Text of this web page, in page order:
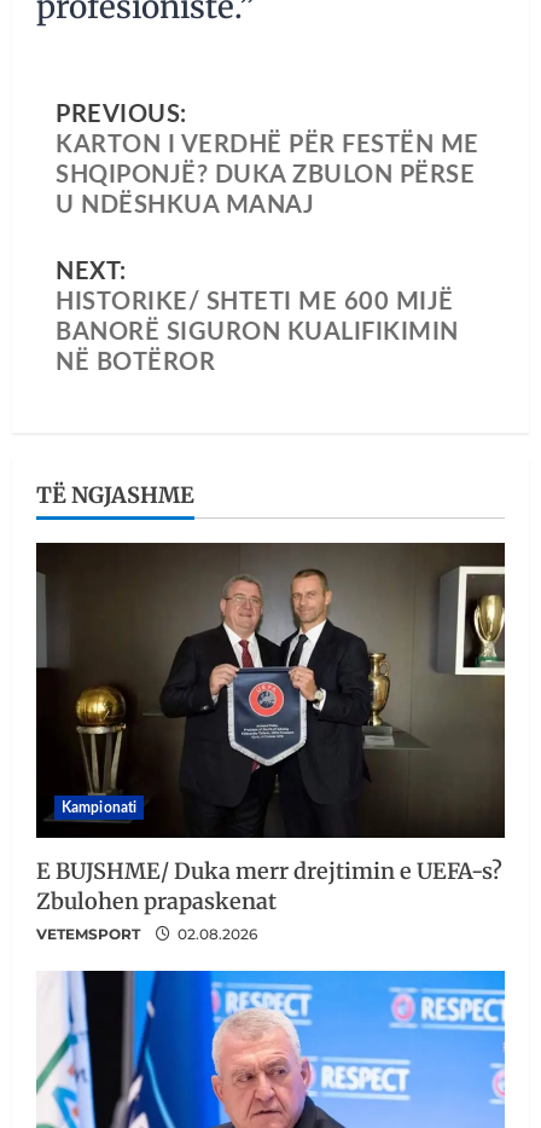
PREVIOUS:
KARTON I VERDHË PËR FESTËN ME
SHQIPONJË? DUKA ZBULON PËRSE
U NDËSHKUA MANAJ
NEXT:
HISTORIKE/ SHTETI ME 600 MIJË
BANORË SIGURON KUALIFIKIMIN
NË BOTËROR
TË NGJASHME
Kampionati
E BUJSHME/ Duka merr drejtimin e UEFA-s?
Zbulohen prapaskenat
VETEMSPORT 02.08.2026